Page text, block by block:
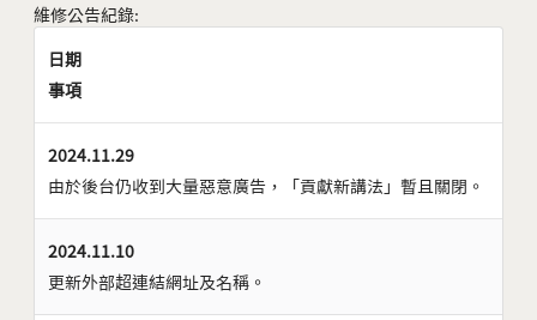
維修公告紀錄:
日期
事項
2024.11.29
由於後台仍收到大量惡意廣告，「貢獻新講法」暫且關閉。
2024.11.10
更新外部超連結網址及名稱。